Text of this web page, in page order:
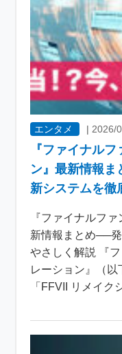
エンタメ |2026/
『ファイナル
ン』最新情報ま
新システムを徹
『ファイナルフ
新情報まとめ──
やさしく解説 『
レーション』（以
「FFVII リメイク